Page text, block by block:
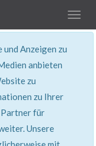
Anzeigen zu
anbieten
zu
zu Ihrer
Partner für
Unsere
Bereich. Sie